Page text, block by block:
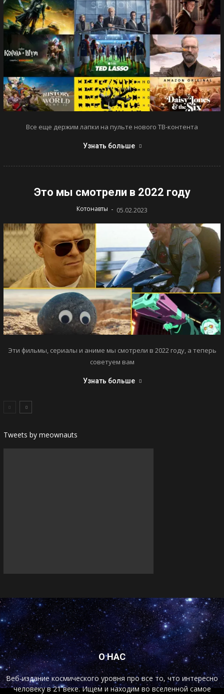
Все еще держим лапки на пульте нового ТВ-контента
Узнать больше
Это мы смотрели в 2022 году
Котонавты - 05.02.2023
Эти фильмы, сериалы и аниме мы смотрели в 2022 году, а теперь
советуем вам
Узнать больше
Tweets by meownauts
О НАС
Веб-издание космического уровня про все то, что интересно
человеку в 21 веке. Ищем и находим во вселенной самое